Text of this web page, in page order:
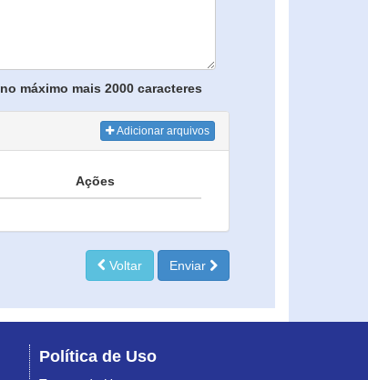
no máximo mais 2000 caracteres
Adicionar arquivos
Ações
Voltar Enviar
Política de Uso